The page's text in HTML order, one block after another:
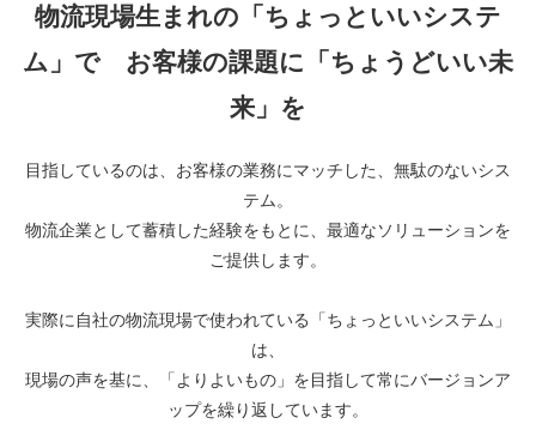
物流現場生まれの「ちょっといいシステ
ム」で お客様の課題に「ちょうどいい未
来」を
目指しているのは、お客様の業務にマッチした、無駄のないシス
テム。
物流企業として蓄積した経験をもとに、最適なソリューションを
ご提供します。
実際に自社の物流現場で使われている「ちょっといいシステム」
は、
現場の声を基に、「よりよいもの」を目指して常にバージョンア
ップを繰り返しています。